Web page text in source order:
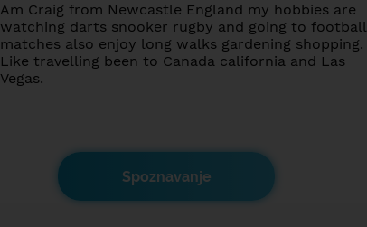
Am Craig from Newcastle England my hobbies are
watching darts snooker rugby and going to football
matches also enjoy long walks gardening shopping.
Like travelling been to Canada california and Las
Vegas.
Spoznavanje